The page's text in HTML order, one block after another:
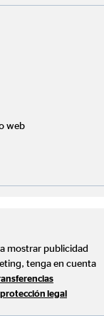
web
mostrar publicidad
tenga en cuenta
protección legal